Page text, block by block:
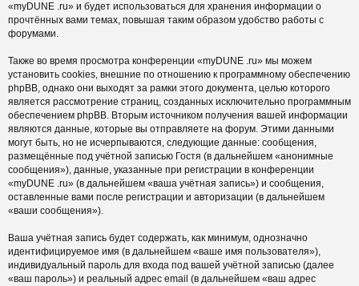
«myDUNE .ru» и будет использоваться для хранения информации о
прочтённых вами темах, повышая таким образом удобство работы с
форумами.
Также во время просмотра конференции «myDUNE .ru» мы можем
установить cookies, внешние по отношению к программному обеспечению
phpBB, однако они выходят за рамки этого документа, целью которого
является рассмотрение страниц, созданных исключительно программным
обеспечением phpBB. Вторым источником получения вашей информации
являются данные, которые вы отправляете на форум. Этими данными
могут быть, но не исчерпываются, следующие данные: сообщения,
размещённые под учётной записью Гостя (в дальнейшем «анонимные
сообщения»), данные, указанные при регистрации в конференции
«myDUNE .ru» (в дальнейшем «ваша учётная запись») и сообщения,
оставленные вами после регистрации и авторизации (в дальнейшем
«ваши сообщения»).
Ваша учётная запись будет содержать, как минимум, однозначно
идентифицируемое имя (в дальнейшем «ваше имя пользователя»),
индивидуальный пароль для входа под вашей учётной записью (далее
«ваш пароль») и реальный адрес email (в дальнейшем «ваш адрес